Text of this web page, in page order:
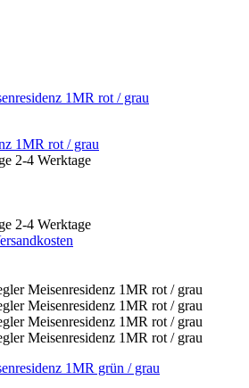
1MR rot / grau
2-4 Werktage
2-4 Werktage